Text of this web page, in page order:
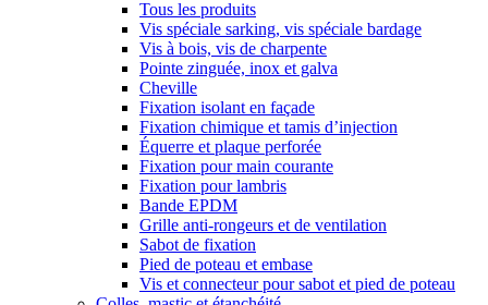
Tous les produits
Vis spéciale sarking, vis spéciale bardage
Vis à bois, vis de charpente
Pointe zinguée, inox et galva
Cheville
Fixation isolant en façade
Fixation chimique et tamis d’injection
Équerre et plaque perforée
Fixation pour main courante
Fixation pour lambris
Bande EPDM
Grille anti-rongeurs et de ventilation
Sabot de fixation
Pied de poteau et embase
Vis et connecteur pour sabot et pied de poteau